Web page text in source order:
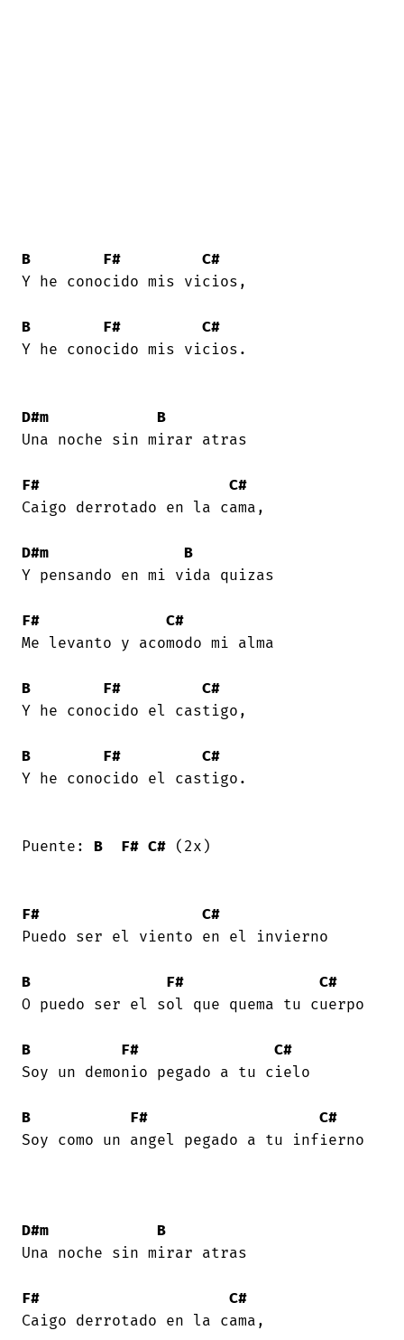
B F#
C#
Y he conocido mis vicios,
B F#
C#
Y he conocido mis vicios.
D#m
B
Una noche sin mirar atras
F#
C#
Caigo derrotado en la cama,
D#m
B
Y pensando en mi vida quizas
F#
C#
Me levanto y acomodo mi alma
B F#
C#
Y he conocido el castigo,
B F#
C#
Y he conocido el castigo.
Puente: B F# C# (2x)
F#
C#
Puedo ser el viento en el invierno
B F#
C#
O puedo ser el sol que quema tu cuerpo
B F#
C#
Soy un demonio pegado a tu cielo
B F#
C#
Soy como un angel pegado a tu infierno
D#m
B
Una noche sin mirar atras
F#
C#
Caigo derrotado en la cama,